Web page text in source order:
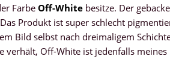
Farbe Off-White besitze. Der
Produkt ist super schlecht
Bild selbst nach dreimaligem
verhält, Off-White ist jedenfalls